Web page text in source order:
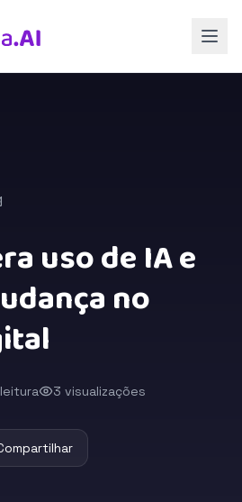
uso de IA e
no
3 visualizações